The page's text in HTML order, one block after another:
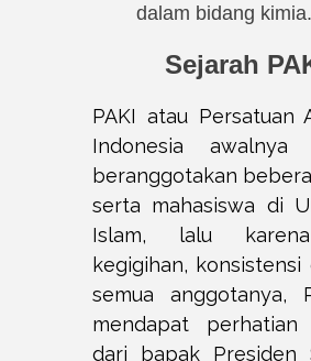
dalam bidang kimia.
Sejarah
PAKI atau Persatuan
Indonesia awalnya
beranggotakan
serta mahasiswa di
Islam, lalu
kegigihan, konsistensi
semua anggotanya,
mendapat perhatian
dari bapak Presiden